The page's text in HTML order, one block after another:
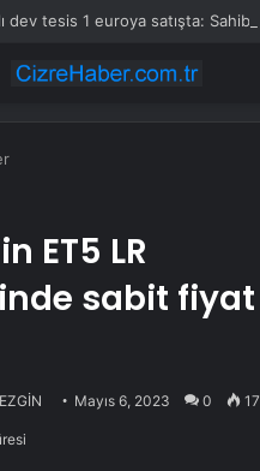
ET5 LR
sabit fiyat
Mayıs 6, 2023 0 17